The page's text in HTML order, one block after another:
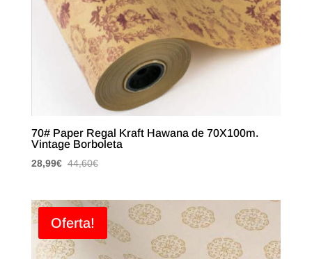
70# Paper Regal Kraft Hawana de 70X100m.
Vintage Borboleta
28,99€ 44,60€
Oferta!